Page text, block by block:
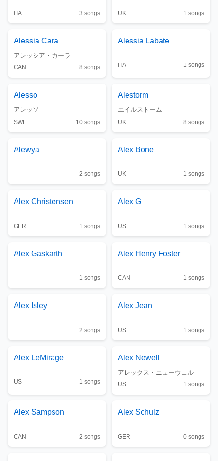
ITA 3 songs UK 1 songs
Alessia Cara
アレッシア・カーラ
CAN 8 songs
Alessia Labate
ITA 1 songs
Alesso
アレッソ
SWE 10 songs
Alestorm
エイルストーム
UK 8 songs
Alewya
2 songs
Alex Bone
UK 1 songs
Alex Christensen
GER 1 songs
Alex G
US 1 songs
Alex Gaskarth
1 songs
Alex Henry Foster
CAN 1 songs
Alex Isley
2 songs
Alex Jean
US 1 songs
Alex LeMirage
US 1 songs
Alex Newell
アレックス・ニューウェル
US 1 songs
Alex Sampson
CAN 2 songs
Alex Schulz
GER 0 songs